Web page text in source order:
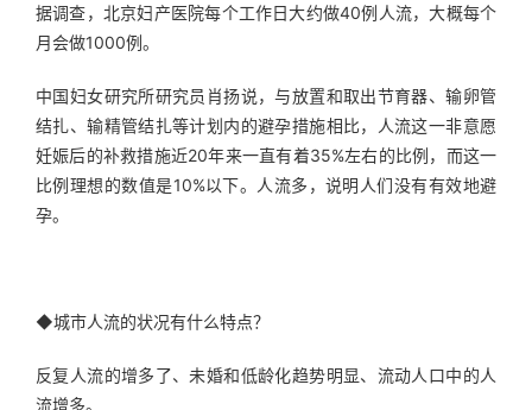
据调查，北京妇产医院每个工作日大约做40例人流，大概每个
月会做1000例。
中国妇女研究所研究员肖扬说，与放置和取出节育器、输卵管
结扎、输精管结扎等计划内的避孕措施相比，人流这一非意愿
妊娠后的补救措施近20年来一直有着35%左右的比例，而这一
比例理想的数值是10%以下。人流多，说明人们没有有效地避
孕。
◆城市人流的状况有什么特点？
反复人流的增多了、未婚和低龄化趋势明显、流动人口中的人
流增多。